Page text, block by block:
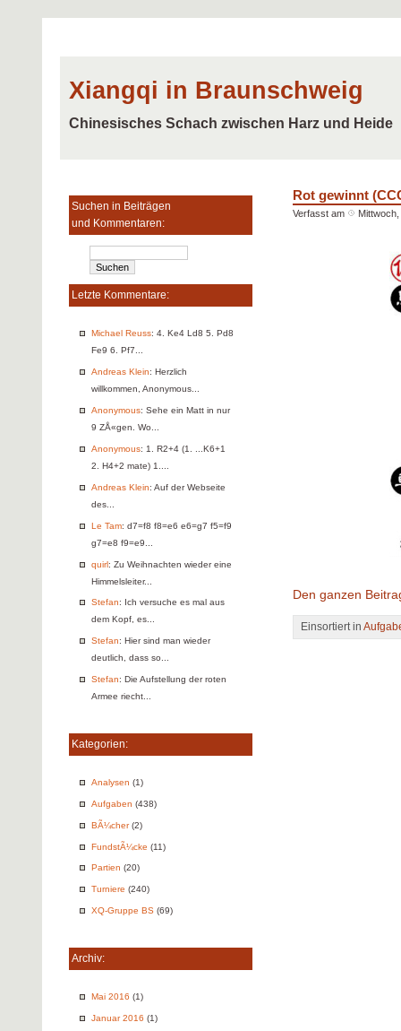
Xiangqi in Braunschweig
Chinesisches Schach zwischen Harz und Heide
Suchen in Beiträgen
und Kommentaren:
Letzte Kommentare:
Michael Reuss: 4. Ke4 Ld8 5. Pd8
Fe9 6. Pf7...
Andreas Klein: Herzlich
willkommen, Anonymous...
Anonymous: Sehe ein Matt in nur
9 ZÅ«gen. Wo...
Anonymous: 1. R2+4 (1. ...K6+1
2. H4+2 mate) 1....
Andreas Klein: Auf der Webseite
des...
Le Tam: d7=f8 f8=e6 e6=g7 f5=f9
g7=e8 f9=e9...
quirl: Zu Weihnachten wieder eine
Himmelsleiter...
Stefan: Ich versuche es mal aus
dem Kopf, es...
Stefan: Hier sind man wieder
deutlich, dass so...
Stefan: Die Aufstellung der roten
Armee riecht...
Kategorien:
Analysen (1)
Aufgaben (438)
BÃ¼cher(2)
FundstÃ¼cke (11)
Partien (20)
Turniere (240)
XQ-Gruppe BS (69)
Archiv:
Mai 2016 (1)
Januar 2016 (1)
Rot gewinnt
Verfasst am
Den ganzen
Einsortiert in